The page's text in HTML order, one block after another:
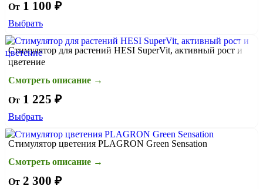
От1 100 ₽
Выбрать
Стимулятор для растений HESI SuperVit, активный рост и
цветение
Смотреть описание →
От1 225 ₽
Выбрать
Стимулятор цветения PLAGRON Green Sensation
Смотреть описание →
От2 300 ₽